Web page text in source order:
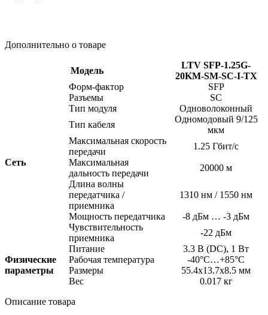
Дополнительно о товаре
Модель
LTV SFP-1.25G-
20KM-SM-SC-I-TX
Сеть
Форм-фактор
SFP
Разъемы
SC
Тип модуля
Одноволоконный
Тип кабеля
Одномодовый 9/125
мкм
Максимальная скорость
передачи
1.25 Гбит/с
Максимальная
дальность передачи
20000 м
Длина волны
передатчика /
приемника
1310 нм / 1550 нм
Мощность передатчика
-8 дБм … -3 дБм
Чувствительность
приемника
-22 дБм
Физические
параметры
Питание 3.3 В (DC), 1 Вт
Рабочая температура
-40°C…+85°C
Размеры
55.4x13.7x8.5 мм
Вес
0.017 кг
Описание товара